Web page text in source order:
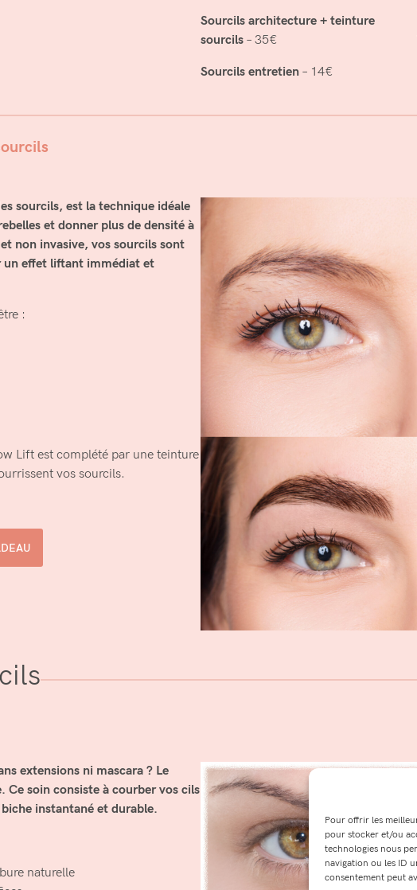
Pour offrir les
pour stocker et/ou
technologies nous
navigation ou les ID
consentement peut
Sourcils architecture + teinture
sourcils – 35€
Sourcils entretien – 14€
sourcils, est la technique idéale
et donner plus de densité à
non invasive, vos sourcils sont
un effet liftant immédiat et
:
Lift est complété par une teinture
vos sourcils.
extensions ni mascara ? Le
Ce soin consiste à courber vos cils
instantané et durable.
naturelle